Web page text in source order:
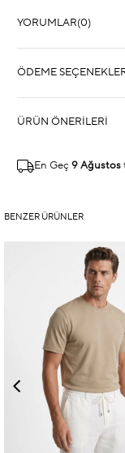
YORUMLAR(0)
ÖDEME
ÜRÜN ÖNERILERI
En Geç 9 Ağustos
BENZER ÜRÜNLER